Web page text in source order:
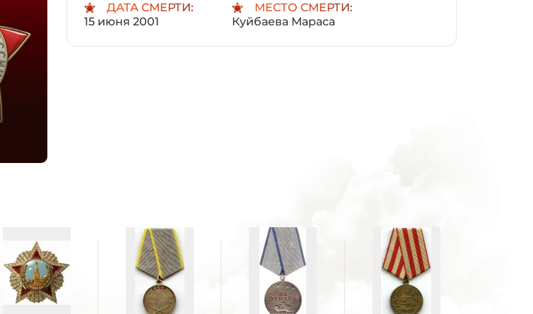
ДАТА СМЕРТИ:
15 июня 2001
МЕСТО СМЕРТИ:
Куйбаева Мараса